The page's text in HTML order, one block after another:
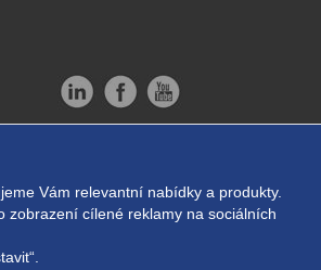
Vám relevantní nabídky a produkty.
zobrazení cílené reklamy na sociálních
Powered by ABRA E-shop